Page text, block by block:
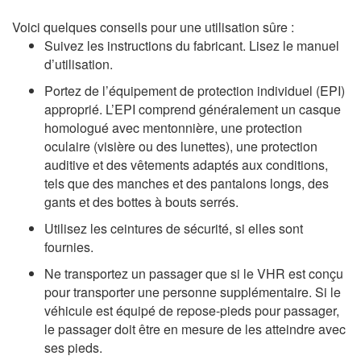
Voici quelques conseils pour une utilisation sûre :
Suivez les instructions du fabricant. Lisez le manuel
d’utilisation.
Portez de l’équipement de protection individuel (EPI)
approprié. L’EPI comprend généralement un casque
homologué avec mentonnière, une protection
oculaire (visière ou des lunettes), une protection
auditive et des vêtements adaptés aux conditions,
tels que des manches et des pantalons longs, des
gants et des bottes à bouts serrés.
Utilisez les ceintures de sécurité, si elles sont
fournies.
Ne transportez un passager que si le VHR est conçu
pour transporter une personne supplémentaire. Si le
véhicule est équipé de repose-pieds pour passager,
le passager doit être en mesure de les atteindre avec
ses pieds.